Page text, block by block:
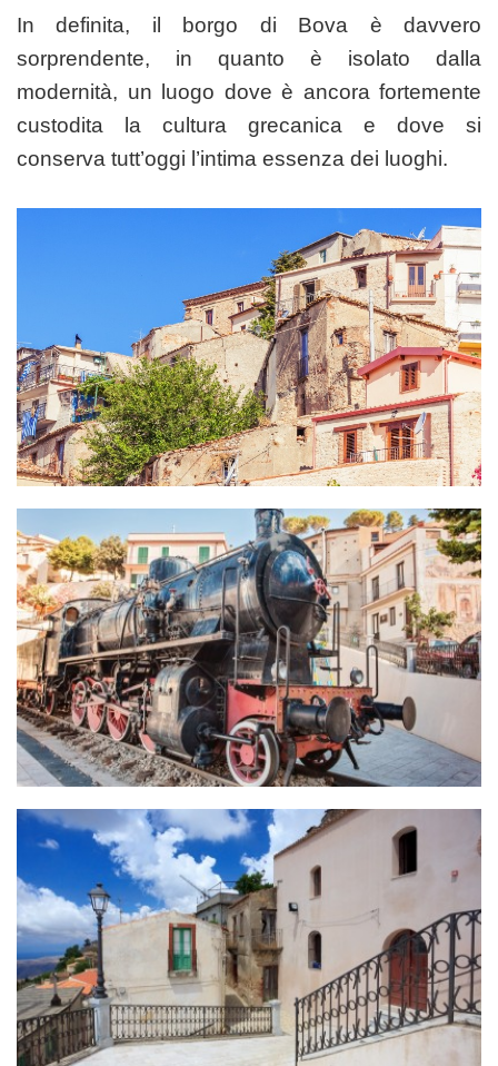
In definita, il borgo di Bova è davvero
sorprendente, in quanto è isolato dalla
modernità, un luogo dove è ancora fortemente
custodita la cultura grecanica e dove si
conserva tutt’oggi l’intima essenza dei luoghi.